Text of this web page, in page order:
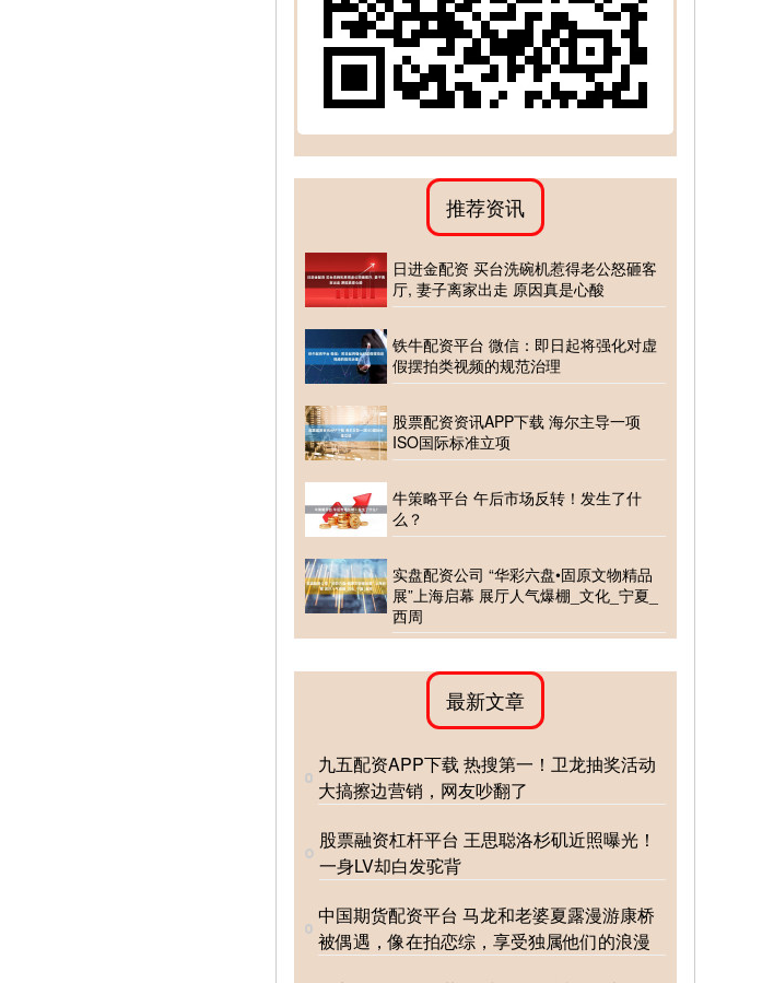
推荐资讯
日进金配资 买台洗碗机惹得老公怒砸客
厅, 妻子离家出走 原因真是心酸
铁牛配资平台 微信：即日起将强化对虚
假摆拍类视频的规范治理
股票配资资讯APP下载 海尔主导一项
ISO国际标准立项
牛策略平台 午后市场反转！发生了什
么？
实盘配资公司 “华彩六盘•固原文物精品
展”上海启幕 展厅人气爆棚_文化_宁夏_
西周
最新文章
九五配资APP下载 热搜第一！卫龙抽奖活动
大搞擦边营销，网友吵翻了
股票融资杠杆平台 王思聪洛杉矶近照曝光！
一身LV却白发驼背
中国期货配资平台 马龙和老婆夏露漫游康桥
被偶遇，像在拍恋综，享受独属他们的浪漫